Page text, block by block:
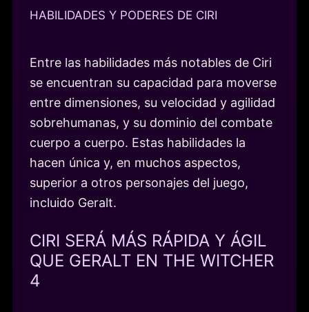
HABILIDADES Y PODERES DE CIRI
Entre las habilidades más notables de Ciri
se encuentran su capacidad para moverse
entre dimensiones, su velocidad y agilidad
sobrehumanas, y su dominio del combate
cuerpo a cuerpo. Estas habilidades la
hacen única y, en muchos aspectos,
superior a otros personajes del juego,
incluido Geralt.
CIRI SERÁ MÁS RÁPIDA Y ÁGIL
QUE GERALT EN THE WITCHER
4